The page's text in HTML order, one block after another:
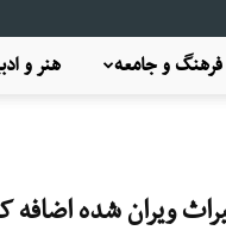
هنر و فرهنگ و جامعه
ویران شده اضافه